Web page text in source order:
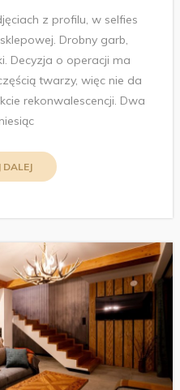
z profilu, w selfies
Drobny garb,
Decyzja o operacji ma
twarzy, więc nie da
rekonwalescencji. Dwa
DALEJ